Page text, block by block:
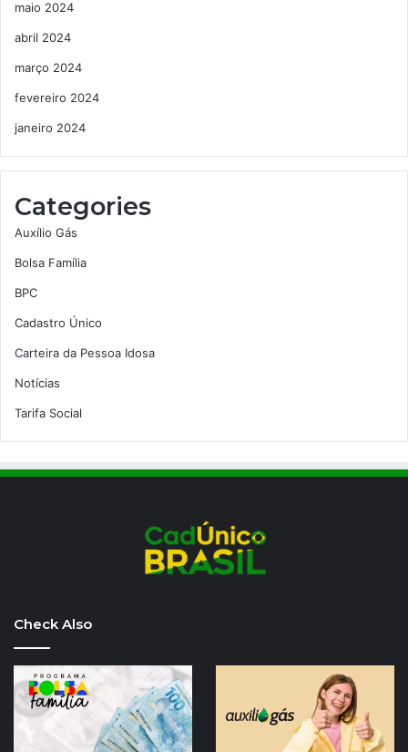
maio 2024
abril 2024
março 2024
fevereiro 2024
janeiro 2024
Categories
Auxílio Gás
Bolsa Família
BPC
Cadastro Único
Carteira da Pessoa Idosa
Notícias
Tarifa Social
Check Also